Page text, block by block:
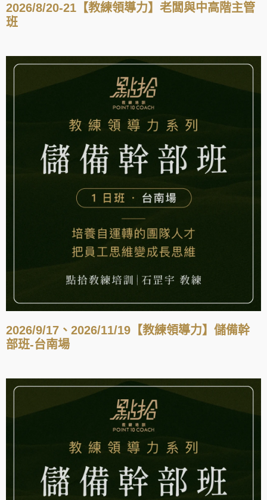
2026/8/20-21【教練領導力】老闆與中高階主管
班
2026/9/17、2026/11/19【教練領導力】儲備幹
部班-台南場